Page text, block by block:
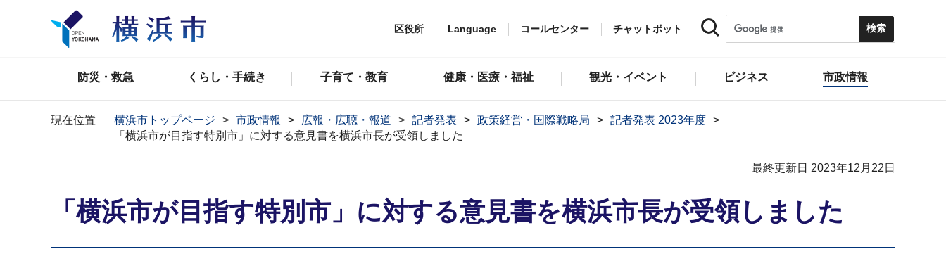
区役所 Language コールセンター チャットボット
防災・救急 くらし・手続き 子育て・教育 健康・医療・福祉 観光・イベント ビジネス 市政情報
現在位置 横浜市トップページ 市政情報 広報・広聴・報道 記者発表 政策経営・国際戦略局
記者発表 2023年度
「横浜市が目指す特別市」に対する意見書を横浜市長が受領しました
最終更新日 2023年12月22日
「横浜市が目指す特別市」に対する意見書を横浜市長が受領しました